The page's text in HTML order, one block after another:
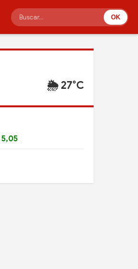
OK
🌦️ 27°C
5,05